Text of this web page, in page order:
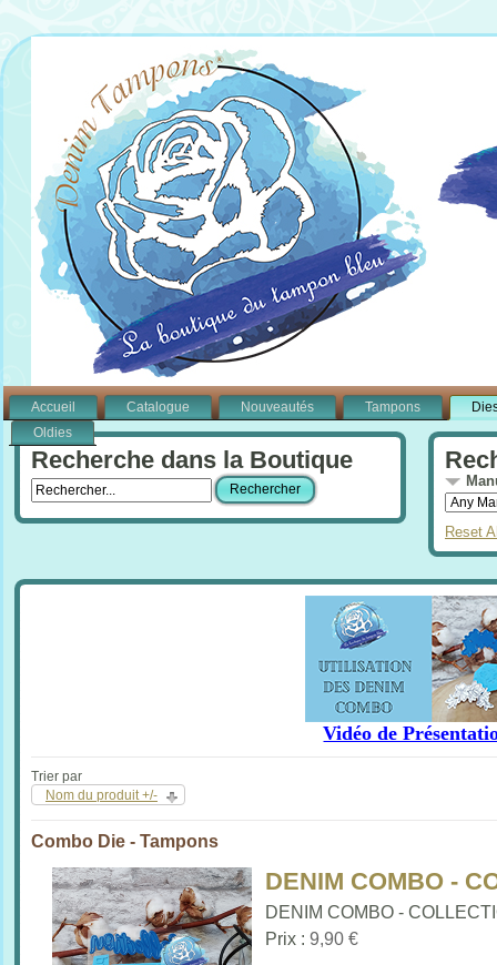
Accueil Catalogue Nouveautés Tampons
Oldies
Recherche dans la Boutique
Reset
Vidéo de
Trier par
Nom du produit +/-
Combo Die - Tampons
DENIM COMBO -
DENIM COMBO -
Prix :9,90 €